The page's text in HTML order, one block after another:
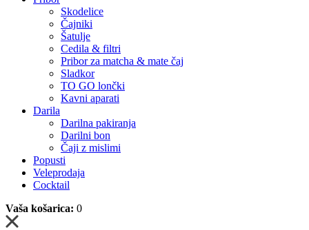
Skodelice
Čajniki
Šatulje
Cedila & filtri
Pribor za matcha & mate čaj
Sladkor
TO GO lončki
Kavni aparati
Darila
Darilna pakiranja
Darilni bon
Čaji z mislimi
Popusti
Veleprodaja
Cocktail
Vaša košarica: 0